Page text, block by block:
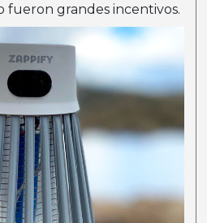
fueron grandes incentivos.